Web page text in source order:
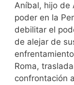
Aníbal, hijo de
poder en la
debilitar el
de alejar de
Roma,
confrontación